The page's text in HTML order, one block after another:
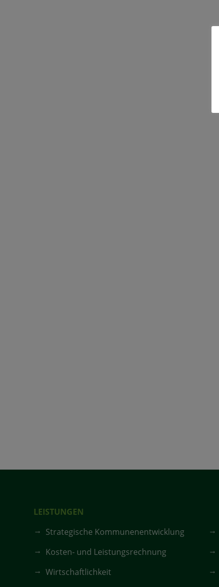
LEISTUNGEN
Strategische Kommunenentwicklung
Kosten- und Leistungsrechnung
Wirtschaftlichkeit